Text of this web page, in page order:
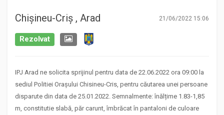
Chișineu-Criș , Arad 21/06/2022 15:06
Rezolvat
IPJ Arad ne solicita sprijinul pentru data de 22.06.2022 ora 09:00 la
sediul Politiei Orașului Chisineu-Cris, pentru căutarea unei persoane
disparute din data de 25.01.2022. Semnalmente: înălțime 1.83-1,85
m, constitutie slabă, păr carunt, îmbrăcat în pantaloni de culoare